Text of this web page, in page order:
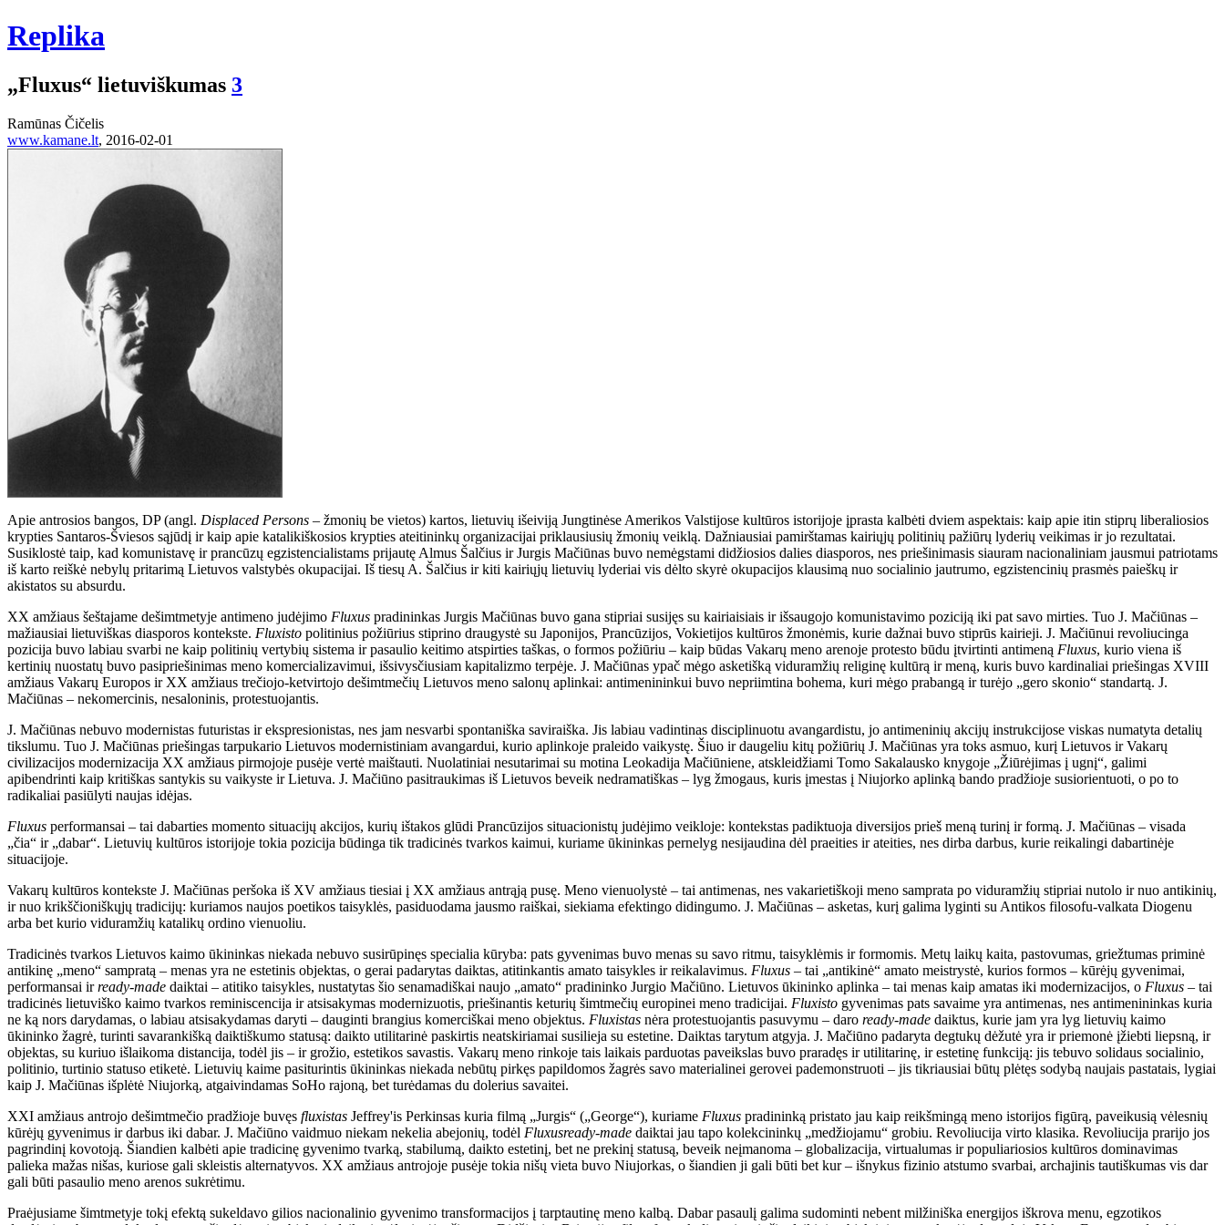
Replika
„Fluxus“ lietuviškumas 3
Ramūnas Čičelis
www.kamane.lt, 2016-02-01
Apie antrosios bangos, DP (angl. Displaced Persons – žmonių be vietos) kartos, lietuvių išeiviją Jungtinėse Amerikos Valstijose kultūros istorijoje įprasta kalbėti dviem aspektais: kaip apie itin stiprų liberaliosios
krypties Santaros-Šviesos sąjūdį ir kaip apie katalikiškosios krypties ateitininkų organizacijai priklausiusių žmonių veiklą. Dažniausiai pamirštamas kairiųjų politinių pažiūrų lyderių veikimas ir jo rezultatai.
Susiklostė taip, kad komunistavę ir prancūzų egzistencialistams prijautę Almus Šalčius ir Jurgis Mačiūnas buvo nemėgstami didžiosios dalies diasporos, nes priešinimasis siauram nacionaliniam jausmui patriotams
iš karto reiškė nebylų pritarimą Lietuvos valstybės okupacijai. Iš tiesų A. Šalčius ir kiti kairiųjų lietuvių lyderiai vis dėlto skyrė okupacijos klausimą nuo socialinio jautrumo, egzistencinių prasmės paieškų ir
akistatos su absurdu.
XX amžiaus šeštajame dešimtmetyje antimeno judėjimo Fluxus pradininkas Jurgis Mačiūnas buvo gana stipriai susijęs su kairiaisiais ir išsaugojo komunistavimo poziciją iki pat savo mirties. Tuo J. Mačiūnas –
mažiausiai lietuviškas diasporos kontekste. Fluxisto politinius požiūrius stiprino draugystė su Japonijos, Prancūzijos, Vokietijos kultūros žmonėmis, kurie dažnai buvo stiprūs kairieji. J. Mačiūnui revoliucinga
pozicija buvo labiau svarbi ne kaip politinių vertybių sistema ir pasaulio keitimo atspirties taškas, o formos požiūriu – kaip būdas Vakarų meno arenoje protesto būdu įtvirtinti antimeną Fluxus, kurio viena iš
kertinių nuostatų buvo pasipriešinimas meno komercializavimui, išsivysčiusiam kapitalizmo terpėje. J. Mačiūnas ypač mėgo asketišką viduramžių religinę kultūrą ir meną, kuris buvo kardinaliai priešingas XVIII
amžiaus Vakarų Europos ir XX amžiaus trečiojo-ketvirtojo dešimtmečių Lietuvos meno salonų aplinkai: antimenininkui buvo nepriimtina bohema, kuri mėgo prabangą ir turėjo „gero skonio“ standartą. J.
Mačiūnas – nekomercinis, nesaloninis, protestuojantis.
J. Mačiūnas nebuvo modernistas futuristas ir ekspresionistas, nes jam nesvarbi spontaniška saviraiška. Jis labiau vadintinas disciplinuotu avangardistu, jo antimeninių akcijų instrukcijose viskas numatyta detalių
tikslumu. Tuo J. Mačiūnas priešingas tarpukario Lietuvos modernistiniam avangardui, kurio aplinkoje praleido vaikystę. Šiuo ir daugeliu kitų požiūrių J. Mačiūnas yra toks asmuo, kurį Lietuvos ir Vakarų
civilizacijos modernizacija XX amžiaus pirmojoje pusėje vertė maištauti. Nuolatiniai nesutarimai su motina Leokadija Mačiūniene, atskleidžiami Tomo Sakalausko knygoje „Žiūrėjimas į ugnį“, galimi
apibendrinti kaip kritiškas santykis su vaikyste ir Lietuva. J. Mačiūno pasitraukimas iš Lietuvos beveik nedramatiškas – lyg žmogaus, kuris įmestas į Niujorko aplinką bando pradžioje susiorientuoti, o po to
radikaliai pasiūlyti naujas idėjas.
Fluxus performansai – tai dabarties momento situacijų akcijos, kurių ištakos glūdi Prancūzijos situacionistų judėjimo veikloje: kontekstas padiktuoja diversijos prieš meną turinį ir formą. J. Mačiūnas – visada
„čia“ ir „dabar“. Lietuvių kultūros istorijoje tokia pozicija būdinga tik tradicinės tvarkos kaimui, kuriame ūkininkas pernelyg nesijaudina dėl praeities ir ateities, nes dirba darbus, kurie reikalingi dabartinėje
situacijoje.
Vakarų kultūros kontekste J. Mačiūnas peršoka iš XV amžiaus tiesiai į XX amžiaus antrąją pusę. Meno vienuolystė – tai antimenas, nes vakarietiškoji meno samprata po viduramžių stipriai nutolo ir nuo antikinių,
ir nuo krikščioniškųjų tradicijų: kuriamos naujos poetikos taisyklės, pasiduodama jausmo raiškai, siekiama efektingo didingumo. J. Mačiūnas – asketas, kurį galima lyginti su Antikos filosofu-valkata Diogenu
arba bet kurio viduramžių katalikų ordino vienuoliu.
Tradicinės tvarkos Lietuvos kaimo ūkininkas niekada nebuvo susirūpinęs specialia kūryba: pats gyvenimas buvo menas su savo ritmu, taisyklėmis ir formomis. Metų laikų kaita, pastovumas, griežtumas priminė
antikinę „meno“ sampratą – menas yra ne estetinis objektas, o gerai padarytas daiktas, atitinkantis amato taisykles ir reikalavimus. Fluxus – tai „antikinė“ amato meistrystė, kurios formos – kūrėjų gyvenimai,
performansai irready-made daiktai – atitiko taisykles, nustatytas šio senamadiškai naujo „amato“ pradininko Jurgio Mačiūno. Lietuvos ūkininko aplinka – tai menas kaip amatas iki modernizacijos, o Fluxus – tai
tradicinės lietuviško kaimo tvarkos reminiscencija ir atsisakymas modernizuotis, priešinantis keturių šimtmečių europinei meno tradicijai. Fluxisto gyvenimas pats savaime yra antimenas, nes antimenininkas kuria
ne ką nors darydamas, o labiau atsisakydamas daryti – dauginti brangius komerciškai meno objektus. Fluxistas nėra protestuojantis pasuvymu – daro ready-made daiktus, kurie jam yra lyg lietuvių kaimo
ūkininko žagrė, turinti savarankišką daiktiškumo statusą: daikto utilitarinė paskirtis neatskiriamai susilieja su estetine. Daiktas tarytum atgyja. J. Mačiūno padaryta degtukų dėžutė yra ir priemonė įžiebti liepsną, ir
objektas, su kuriuo išlaikoma distancija, todėl jis – ir grožio, estetikos savastis. Vakarų meno rinkoje tais laikais parduotas paveikslas buvo praradęs ir utilitarinę, ir estetinę funkciją: jis tebuvo solidaus socialinio,
politinio, turtinio statuso etiketė. Lietuvių kaime pasiturintis ūkininkas niekada nebūtų pirkęs papildomos žagrės savo materialinei gerovei pademonstruoti – jis tikriausiai būtų plėtęs sodybą naujais pastatais, lygiai
kaip J. Mačiūnas išplėtė Niujorką, atgaivindamas SoHo rajoną, bet turėdamas du dolerius savaitei.
XXI amžiaus antrojo dešimtmečio pradžioje buvęs fluxistas Jeffrey'is Perkinsas kuria filmą „Jurgis“ („George“), kuriame Fluxus pradininką pristato jau kaip reikšmingą meno istorijos figūrą, paveikusią vėlesnių
kūrėjų gyvenimus ir darbus iki dabar. J. Mačiūno vaidmuo niekam nekelia abejonių, todėl Fluxusready-made daiktai jau tapo kolekcininkų „medžiojamu“ grobiu. Revoliucija virto klasika. Revoliucija prarijo jos
pagrindinį kovotoją. Šiandien kalbėti apie tradicinę gyvenimo tvarką, stabilumą, daikto estetinį, bet ne prekinį statusą, beveik neįmanoma – globalizacija, virtualumas ir populiariosios kultūros dominavimas
palieka mažas nišas, kuriose gali skleistis alternatyvos. XX amžiaus antrojoje pusėje tokia nišų vieta buvo Niujorkas, o šiandien ji gali būti bet kur – išnykus fizinio atstumo svarbai, archajinis tautiškumas vis dar
gali būti pasaulio meno arenos sukrėtimu.
Praėjusiame šimtmetyje tokį efektą sukeldavo gilios nacionalinio gyvenimo transformacijos į tarptautinę meno kalbą. Dabar pasaulį galima sudominti nebent milžiniška energijos iškrova menu, egzotikos